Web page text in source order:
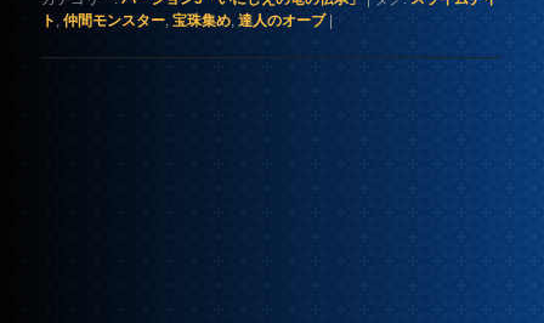
ト ,仲間モンスター,宝珠集め,達人のオーブ |